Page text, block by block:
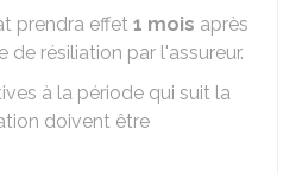
prendra effet 1 mois après
résiliation par l'assureur.
à la période qui suit la
doivent être